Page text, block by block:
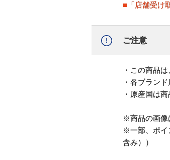
■「店舗受け
ご注意
・この商品
・各ブラン
・原産国は
※商品の画像
※一部、ポイ
含み））